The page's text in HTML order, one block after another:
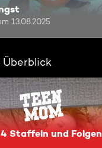
13.08.2025
Staffeln und Folgen